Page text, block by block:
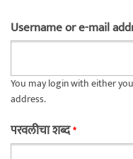
Username or e-mail
You may login with either
address.
परवलीचा शब्द*